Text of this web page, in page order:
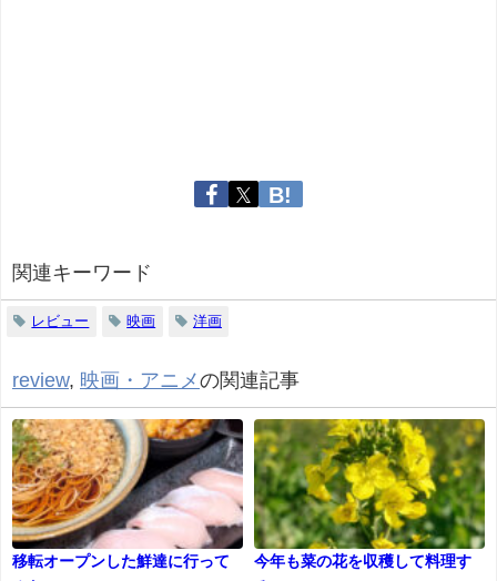
関連キーワード
レビュー 映画 洋画
review, 映画・アニメの関連記事
移転オープンした鮮達に行って
今年も菜の花を収穫して料理す